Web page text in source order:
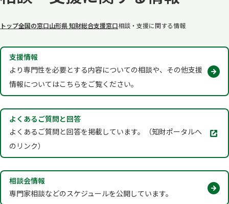
へ
トップ全国の窓口山形県 知財総合支援窓口相談・支援に関する情報
支援情報
より専門性を必要とする内容についての相談や、その他支援
情報についてはこちらをご覧ください。
よくあるご質問と回答
よくあるご質問と回答を掲載しています。（知財ポータルへ
のリンク）
別
開
く
相談会情報
専門家相談などのスケジュールを公開しています。